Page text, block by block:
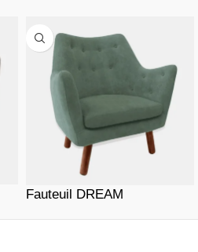
Fauteuil DREAM